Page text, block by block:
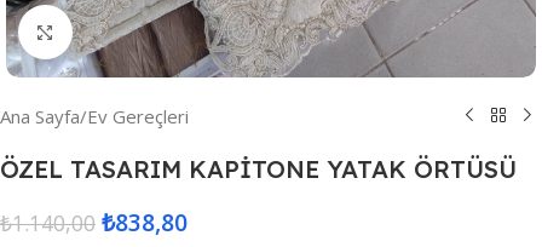
Resmi Büyüt
Ana Sayfa/Ev Gereçleri
ÖZEL TASARIM KAPİTONE YATAK ÖRTÜSÜ
₺1.140,00 ₺838,80